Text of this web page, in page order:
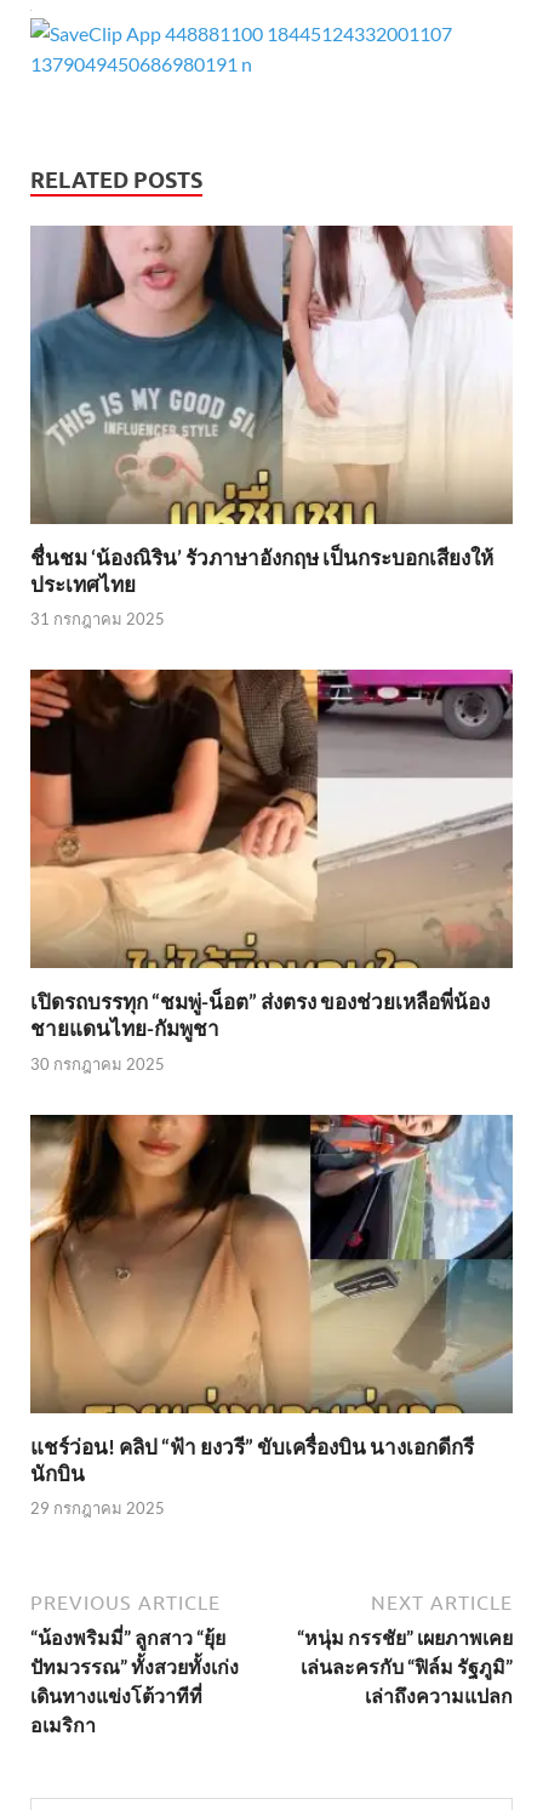
ชื่นชม ‘น้องณิริน’ รัวภาษาอังกฤษ เป็นกระบอกเสียงให้
ประเทศไทย
เปิดรถบรรทุก “ชมพู่-น็อต” ส่งตรง ของช่วยเหลือพี่น้อง
ชายแดนไทย-กัมพูชา
แชร์ว่อน! คลิป “ฟ้า ยงวรี” ขับเครื่องบิน นางเอกดีกรี
นักบิน
PREVIOUS ARTICLE
“น้องพริมมี่” ลูกสาว “ยุ้ย
ปัทมวรรณ” ทั้งสวยทั้งเก่ง
เดินทางแข่งโต้วาทีที่
NEXT ARTICLE
“หนุ่ม กรรชัย” เผยภาพเคย
เล่นละครกับ “ฟิล์ม รัฐภูมิ”